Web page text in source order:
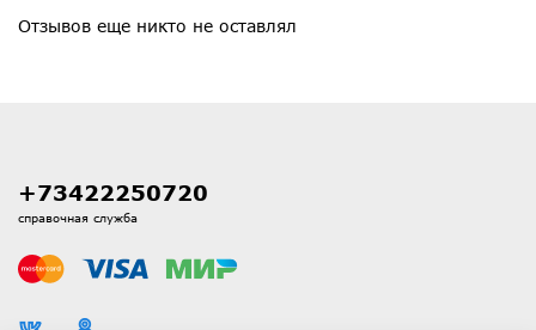
Отзывов еще никто не оставлял
+73422250720
справочная служба